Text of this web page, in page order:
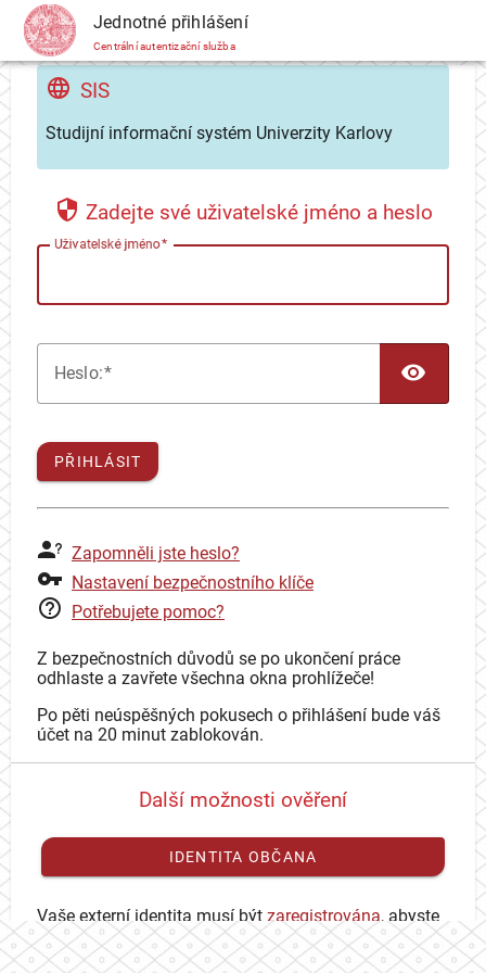
CAS Jednotné přihlášení
Centrální autentizační služba
SIS
Studijní informační systém Univerzity Karlovy
Zadejte své uživatelské jméno a heslo
Uživatelské jméno
Heslo:
PŘIHLÁSIT
Zapomněli jste heslo?
Nastavení bezpečnostního klíče
Potřebujete pomoc?
Z bezpečnostních důvodů se po ukončení práce
odhlaste a zavřete všechna okna prohlížeče!
Po pěti neúspěšných pokusech o přihlášení bude váš
účet na 20 minut zablokován.
Další možnosti ověření
IDENTITA OBČANA
Vaše externí identita musí být zaregistrována, abyste
se mohli přihlásit ke svému CAS účtu.